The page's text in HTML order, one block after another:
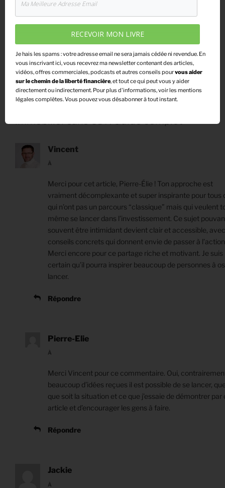
CATÉGORIES
INVESTIR DANS L'IMMOBILIER
ÉTIQUETTES
CDI,INVESTIR EN IMMOBILIER,INVESTIR EN
IMMOBILIER SANS CDI ,PIERRE-ELIE BRÄNDLI,
S'ENRICHIR AVEC PIERRE-ELIE
Vincent
À
Merci pour cet article, Pierre-Élie ! Ton approche est
vraiment décomplexante et super inspirante pour tous
qui n’ont pas un parcours “classique” mais qui veulent
même se lancer dans l’investissement. Ce sujet
souvent être intimidant devient clair et accessible,
conseils concrets qui donnent envie de passer à
Merci encore pour ce partage riche et motivant. Je suis
certain qu’il pourra inspirer beaucoup de personnes à
lancer.
Répondre
Pierre-Elie
À
Merci Vincent pour ce commentaire. Oui,
beaucoup d’idées reçues il est possible de se lancer,
que soit la situation et ce que j’essaie de démontrer par
article et d’encourager les gens à faire.
Répondre
Jackie
À
RECEVOIR MON LIVRE
Je hais les spams : votre adresse email ne sera jamais cédée ni revendue. En
vous inscrivant ici, vous recevrez ma newsletter contenant des articles,
vidéos, offres commerciales, podcasts et autres conseils pourvous aider
sur le chemin de la liberté financière,et tout ce qui peut vous y aider
directement ou indirectement. Pour plus d'informations, voir les mentions
légales complètes. Vous pouvez vous désabonner à tout instant.